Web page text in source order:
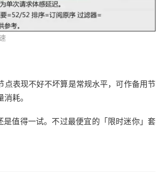
表现不好不坏算是常规水平，可作备用节
耗。
值得一试。不过最便宜的「限时迷你」套